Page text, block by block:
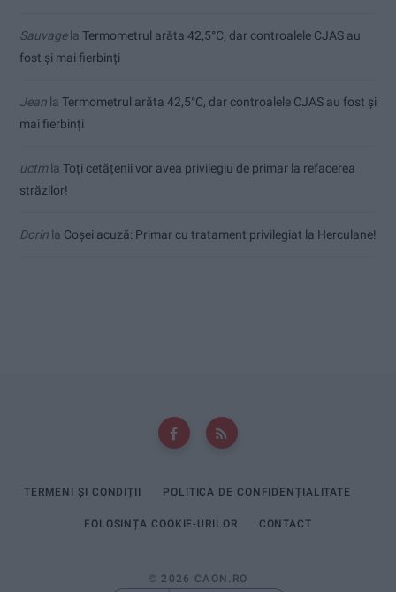
Sauvagela Termometrul arăta 42,5°C, dar controalele CJAS au
fost și mai fierbinți
Jean la Termometrul arăta 42,5°C, dar controalele CJAS au fost și
mai fierbinți
uctmla Toți cetățenii vor avea privilegiu de primar la refacerea
străzilor!
Dorin la Coșei acuză: Primar cu tratament privilegiat la Herculane!
TERMENI ȘI CONDIȚII POLITICA DE CONFIDENȚIALITATE
FOLOSINȚA COOKIE-URILOR CONTACT
© 2026 CAON.RO